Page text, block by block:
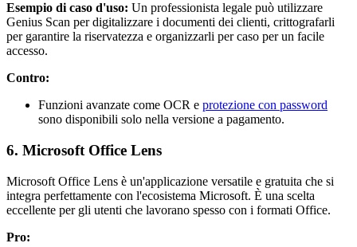
Esempio di caso d'uso: Un professionista legale può utilizzare
Genius Scan per digitalizzare i documenti dei clienti, crittografarli
per garantire la riservatezza e organizzarli per caso per un facile
accesso.
Contro:
Funzioni avanzate come OCR e protezione con password
sono disponibili solo nella versione a pagamento.
6. Microsoft Office Lens
Microsoft Office Lens è un'applicazione versatile e gratuita che si
integra perfettamente con l'ecosistema Microsoft. È una scelta
eccellente per gli utenti che lavorano spesso con i formati Office.
Pro: